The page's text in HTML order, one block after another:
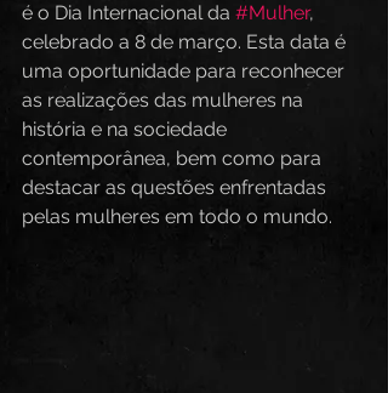
é o Dia Internacional da #Mulher,
celebrado a 8 de março. Esta data é
uma oportunidade para reconhecer
as realizações das mulheres na
história e na sociedade
contemporânea, bem como para
destacar as questões enfrentadas
pelas mulheres em todo o mundo.